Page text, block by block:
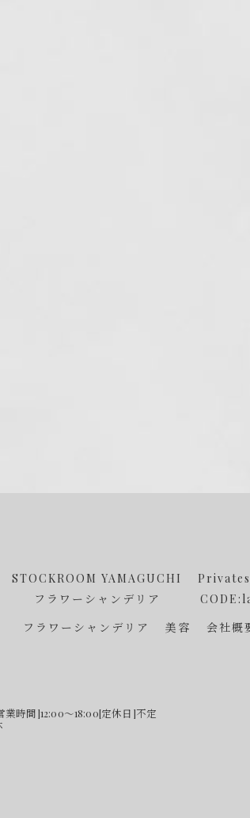
業時間]12:00～18:00[定休日]不定
STOCKROOM YAMAGUCHI
フラワーシャンデリア
フラワーシャンデリア 美容 会社概